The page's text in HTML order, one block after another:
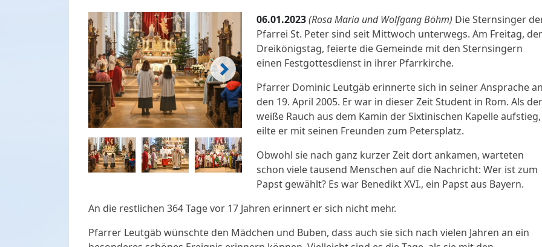
06.01.2023(Rosa Maria und Wolfgang Böhm) Die Sternsinger
Pfarrei St. Peter sind seit Mittwoch unterwegs. Am Freitag,
Dreikönigstag, feierte die Gemeinde mit den Sternsingern
einen Festgottesdienst in ihrer Pfarrkirche.
Pfarrer Dominic Leutgäb erinnerte sich in seiner Ansprache an
den 19. April 2005. Er war in dieser Zeit Student in Rom. Als der
weiße Rauch aus dem Kamin der Sixtinischen Kapelle aufstieg,
eilte er mit seinen Freunden zum Petersplatz.
Obwohl sie nach ganz kurzer Zeit dort ankamen, warteten
schon viele tausend Menschen auf die Nachricht: Wer ist zum
Papst gewählt? Es war Benedikt XVI., ein Papst aus Bayern.
An die restlichen 364 Tage vor 17 Jahren erinnert er sich nicht mehr.
Pfarrer Leutgäb wünschte den Mädchen und Buben, dass auch sie sich nach vielen Jahren an ein